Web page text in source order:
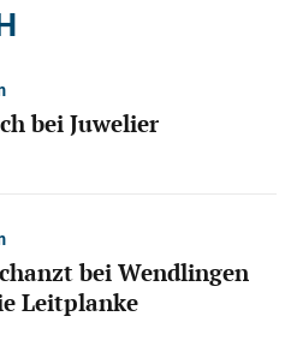
bei Juwelier
bei Wendlingen
Leitplanke